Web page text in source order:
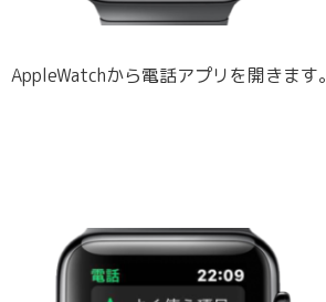
AppleWatchから電話アプリを開きます。